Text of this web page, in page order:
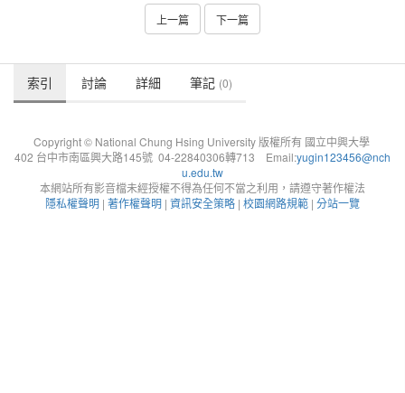
上一篇 下一篇
索引 討論 詳細 筆記 (0)
Copyright © National Chung Hsing University 版權所有 國立中興大學
402 台中市南區興大路145號 04-22840306轉713 Email:yugin123456@nch
u.edu.tw
本網站所有影音檔未經授權不得為任何不當之利用，請遵守著作權法
隱私權聲明 | 著作權聲明 | 資訊安全策略 | 校園網路規範 | 分站一覽